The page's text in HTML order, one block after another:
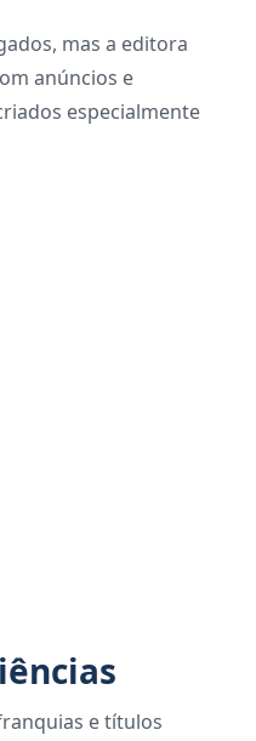
mas a editora
anúncios e
especialmente
e títulos